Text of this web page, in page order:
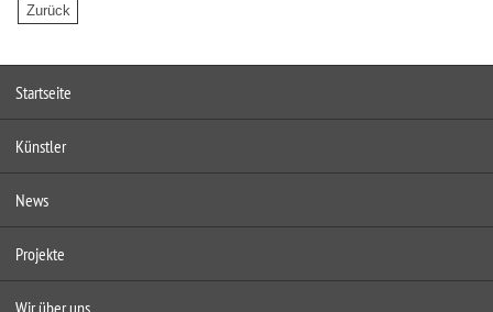
Startseite
Künstler
News
Projekte